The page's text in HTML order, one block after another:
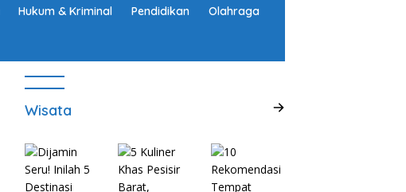
Hukum & Kriminal Pendidikan Olahraga
Wisata